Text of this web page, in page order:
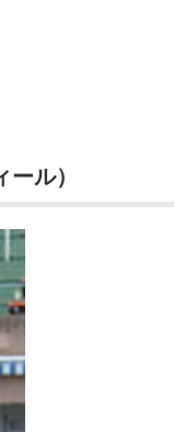
ル）